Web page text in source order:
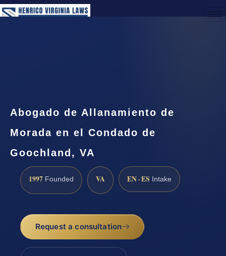
Abogado de Allanamiento de
Morada en el Condado de
Goochland, VA
1997 Founded VA EN · ES Intake
Request a consultation